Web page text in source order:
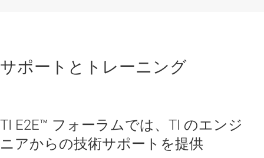
サポートとトレーニング
TI E2E™ フォーラムでは、TI のエンジ
ニアからの技術サポートを提供